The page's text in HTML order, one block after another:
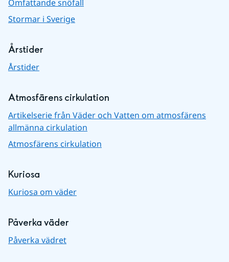
Omfattande snöfall
Stormar i Sverige
Årstider
Årstider
Atmosfärens cirkulation
Artikelserie från Väder och Vatten om atmosfärens
allmänna cirkulation
Atmosfärens cirkulation
Kuriosa
Kuriosa om väder
Påverka väder
Påverka vädret